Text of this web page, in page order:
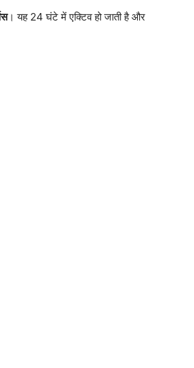
। यह 24 घंटे में एक्टिव हो जाती है और